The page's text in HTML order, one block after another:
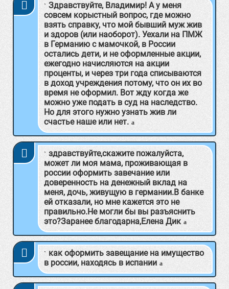
Здравствуйте, Владимир! А у меня
совсем корыстный вопрос, где можно
взять справку, что мой бывший муж жив
и здоров (или наоборот). Уехали на ПМЖ
в Германию с мамочкой, в России
остались дети, и не оформленные акции,
ежегодно начисляются на акции
проценты, и через три года списываются
в доход учреждения потому, что он их во
время не оформил. Вот жду когда же
можно уже подать в суд на наследство.
Но для этого нужно узнать жив ли
счастье наше или нет.
здравствуйте,скажите пожалуйста,
может ли моя мама, проживающая в
россии оформить завечание или
доверенность на денежный вклад на
меня, дочь, живущую в германии.В банке
ей отказали, но мне кажется это не
правильно.Не могли бы вы разъяснить
это?Заранее благодарна,Елена Дик
как оформить завещание на имущество
в россии, находясь в испании